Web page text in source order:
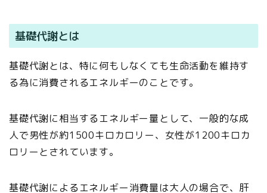
基礎代謝とは
基礎代謝とは、特に何もしなくても生命活動を維持す
る為に消費されるエネルギーのことです。
基礎代謝に相当するエネルギー量として、一般的な成
人で男性が約1500キロカロリー、女性が1200キロカ
ロリーとされています。
基礎代謝によるエネルギー消費量は大人の場合で、肝